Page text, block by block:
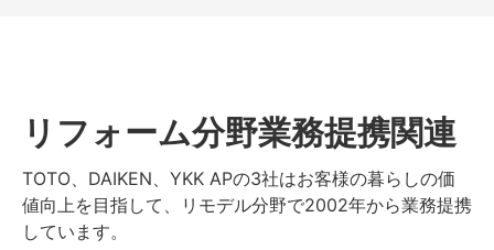
リフォーム分野業務提携関連
TOTO、DAIKEN、YKK APの3社はお客様の暮らしの価
値向上を目指して、リモデル分野で2002年から業務提携
しています。